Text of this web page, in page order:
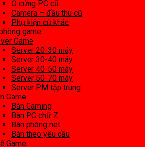
Ổ cứng PC cũ
Camera – đầu thu cũ
Phụ kiện cũ khác
game
Game
Server 20-30 máy
Server 30-40 máy
Server 40-50 máy
Server 50-70 máy
Server PM tập trung
Game
Bàn Gaming
Bàn PC chữ Z
Bàn phòng net
Bàn theo yêu cầu
Game